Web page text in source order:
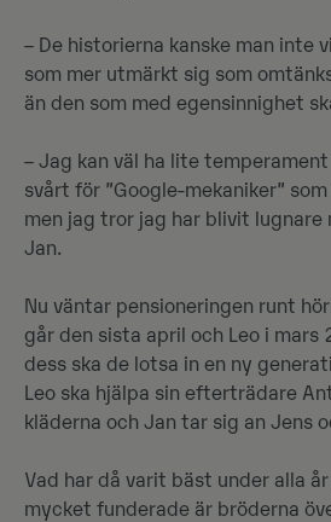
– De historierna kanske man inte
som mer utmärkt sig som
än den som med egensinnighet
– Jag kan väl ha lite
svårt för ”Google-mekaniker”
men jag tror jag har blivit
Jan.
Nu väntar pensioneringen runt
går den sista april och Leo i mars
dess ska de lotsa in en ny
Leo ska hjälpa sin efterträdare
kläderna och Jan tar sig an Jens
Vad har då varit bäst under alla
mycket funderade är bröderna